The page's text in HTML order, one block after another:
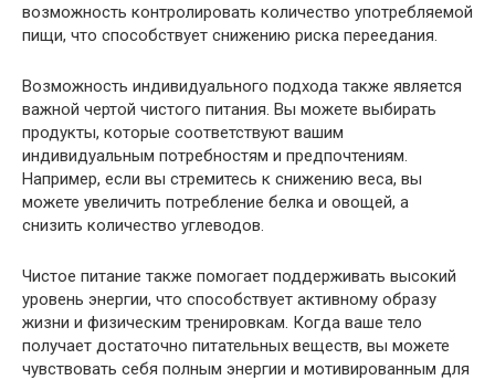
возможность контролировать количество употребляемой
пищи, что способствует снижению риска переедания.
Возможность индивидуального подхода также является
важной чертой чистого питания. Вы можете выбирать
продукты, которые соответствуют вашим
индивидуальным потребностям и предпочтениям.
Например, если вы стремитесь к снижению веса, вы
можете увеличить потребление белка и овощей, а
снизить количество углеводов.
Чистое питание также помогает поддерживать высокий
уровень энергии, что способствует активному образу
жизни и физическим тренировкам. Когда ваше тело
получает достаточно питательных веществ, вы можете
чувствовать себя полным энергии и мотивированным для